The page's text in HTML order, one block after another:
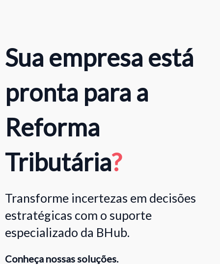
Sua empresa está
pronta para a
Reforma
Tributária?
Transforme incertezas em decisões
estratégicas com o suporte
especializado da BHub.
Conheça nossas soluções.